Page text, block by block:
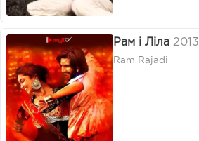
Рам і Ліла 2013
Ram Rajadi